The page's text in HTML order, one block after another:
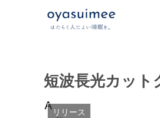
短波長光カット
リリース